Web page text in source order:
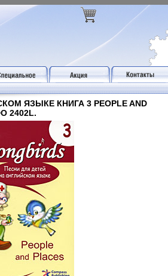
ЯЗЫКЕ КНИГА 3 PEOPLE AND
2402L.